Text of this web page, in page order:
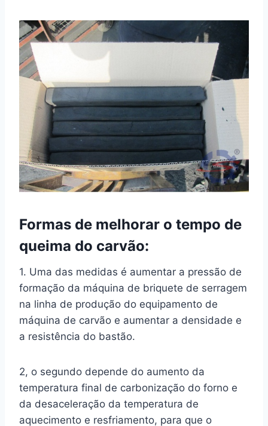
Formas de melhorar o tempo de
queima do carvão:
1. Uma das medidas é aumentar a pressão de
formação da máquina de briquete de serragem
na linha de produção do equipamento de
máquina de carvão e aumentar a densidade e
a resistência do bastão.
2, o segundo depende do aumento da
temperatura final de carbonização do forno e
da desaceleração da temperatura de
aquecimento e resfriamento, para que o